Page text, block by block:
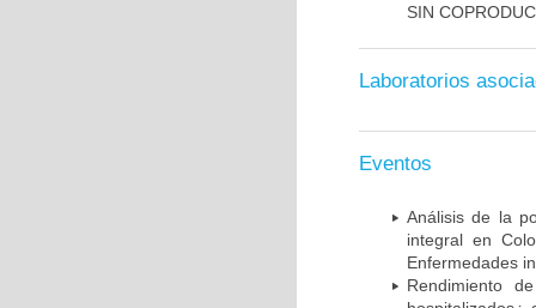
SIN
Laboratorios
Eventos
Análisis de la
integral en
Enfermedades
Rendimiento